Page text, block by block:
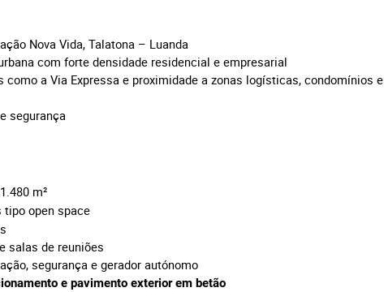
Nova Vida, Talatona – Luanda
com forte densidade residencial e empresarial
a Via Expressa e proximidade a zonas logísticas, condomínios e
segurança
m²
tipo open space
salas de reuniões
segurança e gerador autónomo
e pavimento exterior em betão